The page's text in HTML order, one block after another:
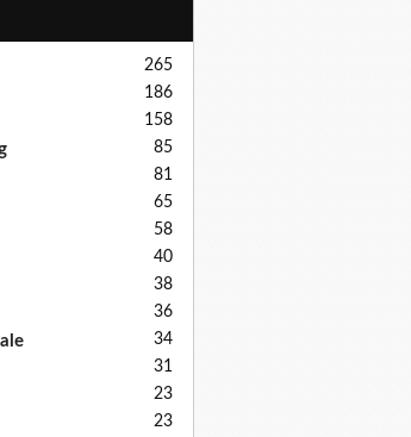
265
186
158
85
81
65
58
40
38
36
34
31
23
23